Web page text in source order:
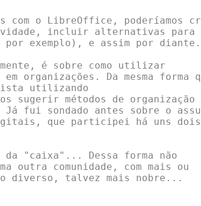
com o LibreOffice, poderíamos
incluir alternativas para
por exemplo), e assim por diante.
é sobre como utilizar
organizações. Da mesma forma
utilizando
sugerir métodos de organização
fui sondado antes sobre o
que participei há uns dois
"caixa"... Dessa forma não
outra comunidade, com mais ou
diverso, talvez mais nobre...